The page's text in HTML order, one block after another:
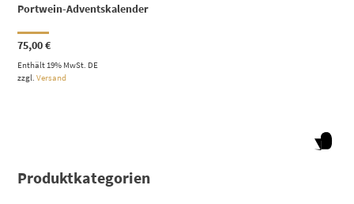
Portwein-Adventskalender
75,00€
Enthält 19% MwSt. DE
zzgl.Versand
Produktkategorien